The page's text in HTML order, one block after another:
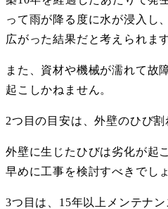
って雨が降る度に水が浸入し
広がった結果だと考えられます
また、資材や機械が濡れて故
起こしかねません。
2つ目の目安は、外壁のひび割
外壁に生じたひびは劣化が起
早めに工事を検討すべきでしょ
3つ目は、 15年以上メンテナ